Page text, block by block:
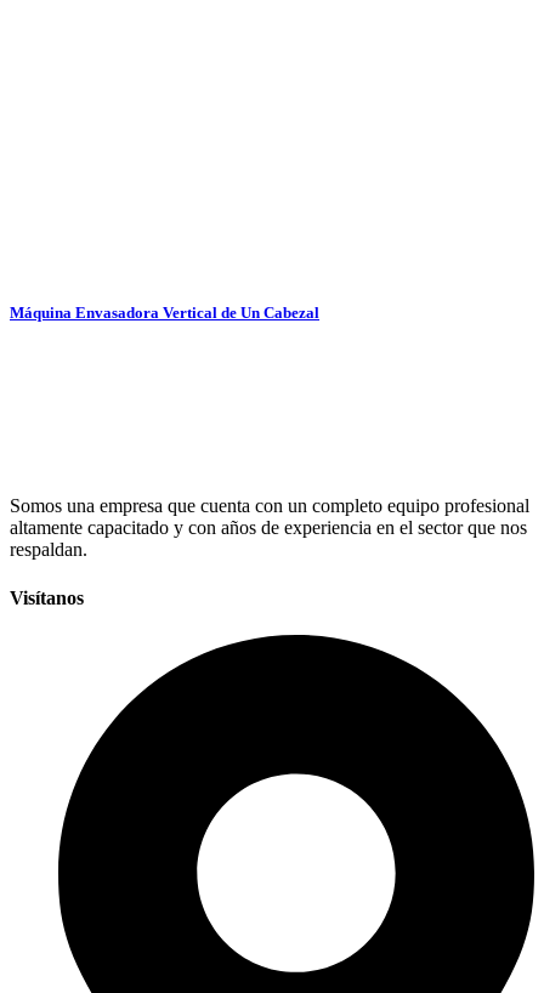
Máquina Envasadora Vertical de Un Cabezal
Somos una empresa que cuenta con un completo equipo profesional
altamente capacitado y con años de experiencia en el sector que nos
respaldan.
Visítanos